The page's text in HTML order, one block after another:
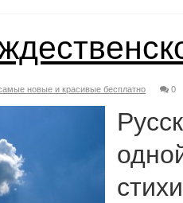
новые и красивые бесплатно 0